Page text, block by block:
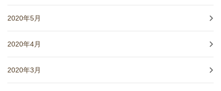
2020年5月
2020年4月
2020年3月